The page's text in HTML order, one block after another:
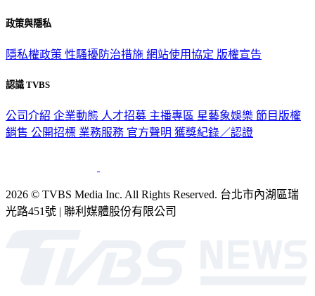
政策與隱私
隱私權政策 性騷擾防治措施 網站使用協定 版權宣告
認識 TVBS
公司介紹 企業動態 人才招募 主播專區 星藝象娛樂 節目版權
銷售 公開招標 業務服務 官方聲明 獲獎紀錄／認證
2026 © TVBS Media Inc. All Rights Reserved. 台北市內湖區瑞
光路451號 | 聯利媒體股份有限公司